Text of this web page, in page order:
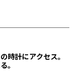
時計にアクセス。
。